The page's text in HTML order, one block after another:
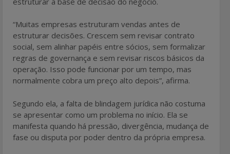
“Muitas empresas estruturam vendas antes de
estruturar decisões. Crescem sem revisar contrato
social, sem alinhar papéis entre sócios, sem formalizar
regras de governança e sem revisar riscos básicos da
operação. Isso pode funcionar por um tempo, mas
normalmente cobra um preço alto depois”, afirma.
Segundo ela, a falta de blindagem jurídica não costuma
se apresentar como um problema no início. Ela se
manifesta quando há pressão, divergência, mudança de
fase ou disputa por poder dentro da própria empresa.